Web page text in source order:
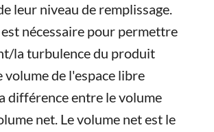
leur niveau de remplissage.
est nécessaire pour permettre
la turbulence du produit
volume de l'espace libre
différence entre le volume
net. Le volume net est le